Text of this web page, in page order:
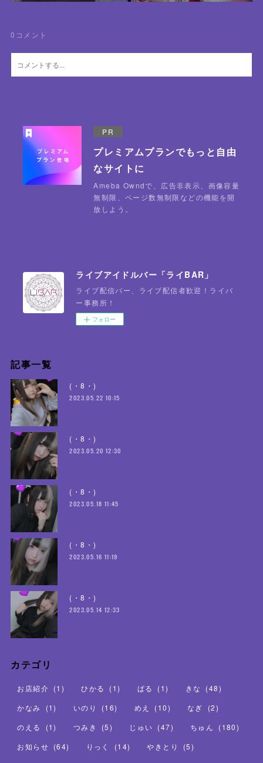
0 コメント
PR
プレミアムプランでもっと自由
なサイトに
Ameba Owndで、広告非表示、画像容量
無制限、ページ数無制限などの機能を開
放しよう。
ライブアイドルバー「ライBAR」
ライブ配信バー、ライブ配信者歓迎！ライバ
ー事務所！
フォロー
記事一覧
(・8・)
2023.05.22 10:15
(・8・)
2023.05.20 12:30
(・8・)
2023.05.18 11:45
(・8・)
2023.05.16 11:19
(・8・)
2023.05.14 12:33
カテゴリ
お店紹介 (1 ) ひかる (1) ぱる (1) きな (48)
かなみ
(1) いのり (16) めえ (10) なぎ (2)
のえる
(1) つみき (5) じゅい (47) ちゅん (180)
お知らせ (64) りっく (14) やきとり (5)